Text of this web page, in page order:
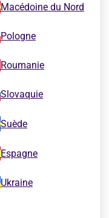
Macédoine du Nord
Pologne
Roumanie
Slovaquie
Suède
Espagne
Ukraine